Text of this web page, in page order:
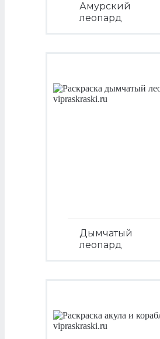
Амурский
леопард
Дымчатый
леопард